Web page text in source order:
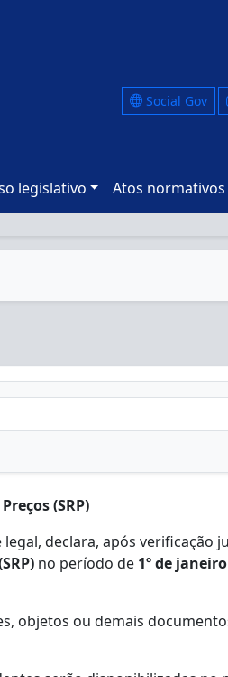
Social Gov
legislativo Atos normativos
(SRP)
declara, após verificação
no período de 1º de
objetos ou demais